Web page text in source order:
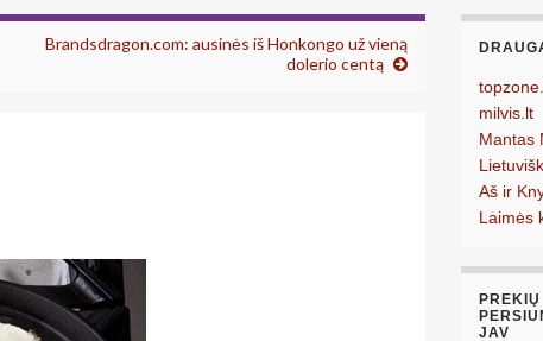
Brandsdragon.com: ausinės iš Honkongo už vieną
dolerio centą
milvis.lt
Mantas
Aš ir
Laimės
PREKIŲ
JAV